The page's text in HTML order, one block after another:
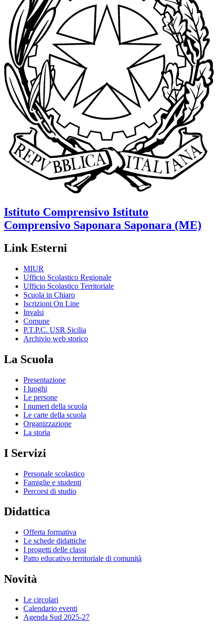
Istituto Comprensivo Istituto
Comprensivo Saponara Saponara (ME)
Link Esterni
MIUR
Ufficio Scolastico Regionale
Ufficio Scolastico Territoriale
Scuola in Chiaro
Iscrizioni On Line
Invalsi
Comune
P.T.P.C. USR Sicilia
Archivio web storico
La Scuola
Presentazione
I luoghi
Le persone
I numeri della scuola
Le carte della scuola
Organizzazione
La storia
I Servizi
Personale scolastico
Famiglie e studenti
Percorsi di studio
Didattica
Offerta formativa
Le schede didattiche
I progetti delle classi
Patto educativo territoriale di comunità
Novità
Le circolari
Calendario eventi
Agenda Sud 2025-27